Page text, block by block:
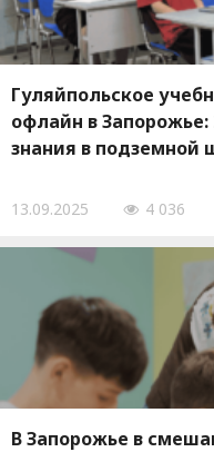
Гуляйпольское
офлайн в
знания в
13.09.2025 4 036
В Запорожье в